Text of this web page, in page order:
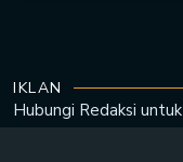
IKLAN
Hubungi Redaksi untuk